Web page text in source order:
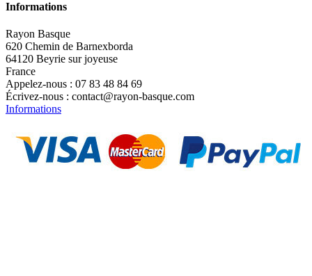
Informations
Rayon Basque
620 Chemin de Barnexborda
64120 Beyrie sur joyeuse
France
Appelez-nous : 07 83 48 84 69
Écrivez-nous : contact@rayon-basque.com
Informations